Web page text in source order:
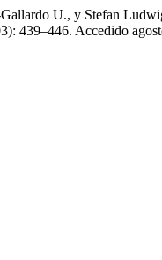
U., y Stefan
439–446. Accedido